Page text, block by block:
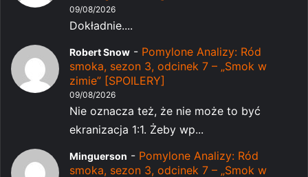
09/08/2026
Dokładnie....
Robert Snow - Pomylone Analizy: Ród
smoka, sezon 3, odcinek 7 – „Smok w
zimie” [SPOILERY]
09/08/2026
Nie oznacza też, że nie może to być
ekranizacja 1:1. Żeby wp...
Minguerson - Pomylone Analizy: Ród
smoka, sezon 3, odcinek 7 – „Smok w